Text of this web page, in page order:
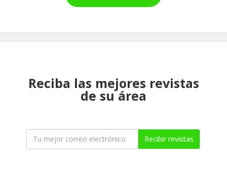
Reciba las mejores revistas
de su área
Recibir revistas